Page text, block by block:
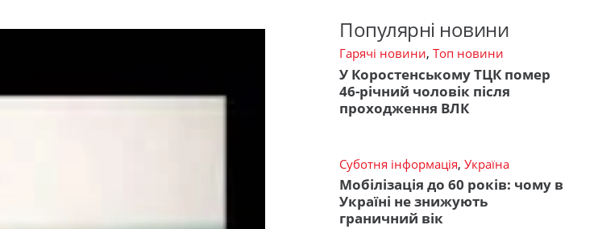
Популярні новини
Гарячі новини, Топ новини
У Коростенському ТЦК помер
46-річний чоловік після
проходження ВЛК
Суботня інформація, Україна
Мобілізація до 60 років: чому в
Україні не знижують
граничний вік